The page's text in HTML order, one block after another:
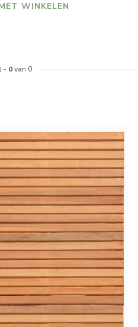
WINKELEN
- 0van 0